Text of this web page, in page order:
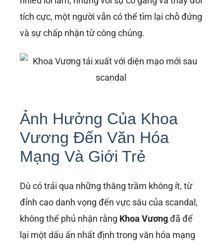
tích cực, một người vẫn có thể tìm lại chỗ đứng
và sự chấp nhận từ công chúng.
Ảnh Hưởng Của Khoa
Vương Đến Văn Hóa
Mạng Và Giới Trẻ
Dù có trải qua những thăng trầm không ít, từ
đỉnh cao danh vọng đến vực sâu của scandal,
không thể phủ nhận rằng Khoa Vươngđã để
lại một dấu ấn nhất định trong văn hóa mạng